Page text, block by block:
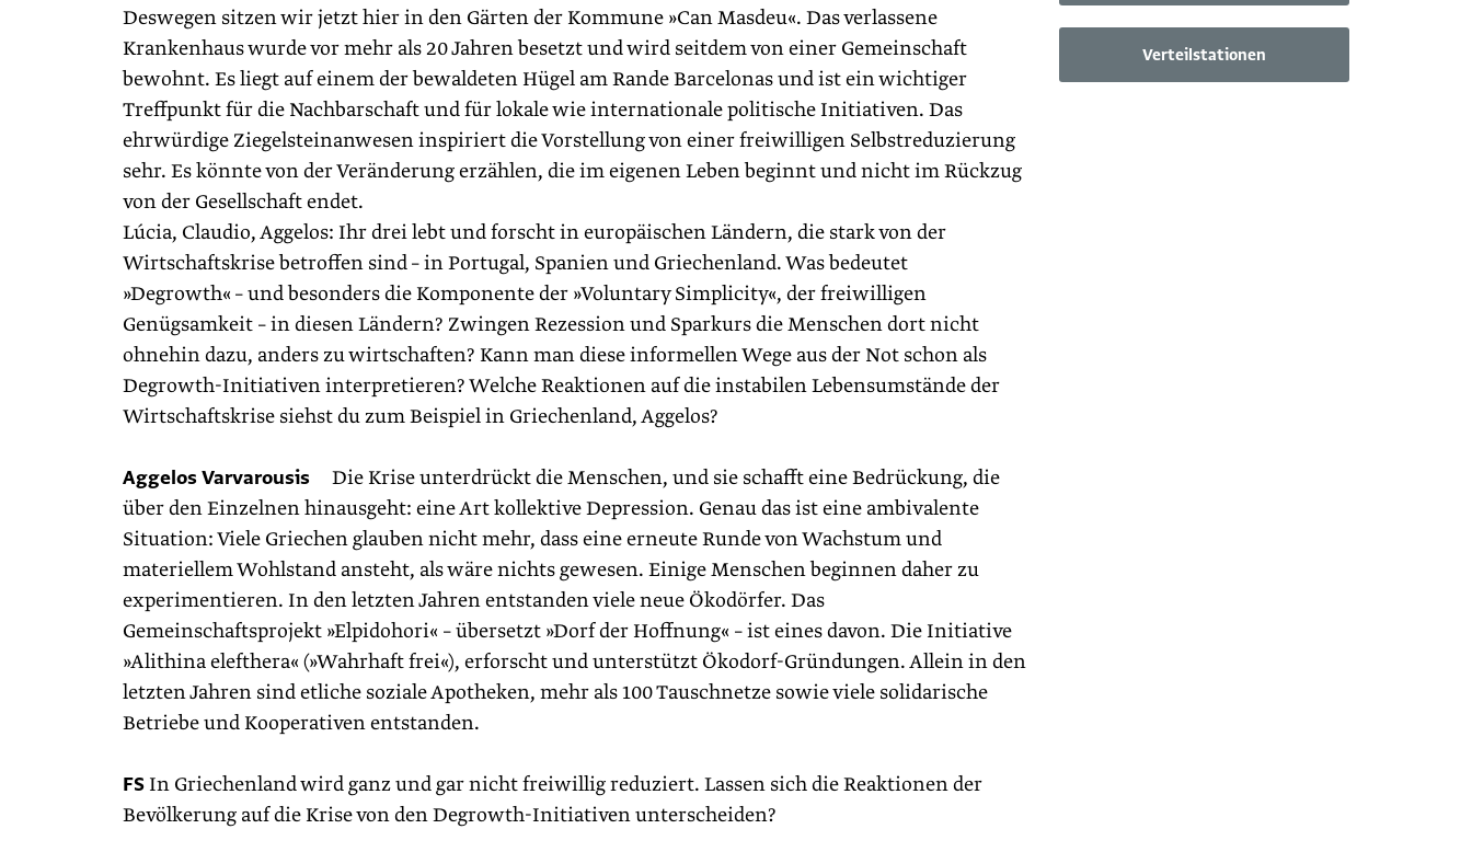
Deswegen sitzen wir jetzt hier in den Gärten der Kommune »Can Masdeu«. Das verlassene
Krankenhaus wurde vor mehr als 20 Jahren besetzt und wird seitdem von einer Gemeinschaft
bewohnt. Es liegt auf einem der bewaldeten Hügel am Rande Barcelonas und ist ein wichtiger
Treffpunkt für die Nachbarschaft und für lokale wie internationale politische Initiativen. Das
ehrwürdige Ziegelsteinanwesen inspiriert die Vorstellung von einer freiwilligen Selbstreduzierung
sehr. Es könnte von der Veränderung erzählen, die im eigenen Leben beginnt und nicht im Rückzug
von der Gesellschaft endet.
Lúcia, Claudio, Aggelos: Ihr drei lebt und forscht in europäischen Ländern, die stark von der
Wirtschaftskrise betroffen sind – in Portugal, Spanien und Griechenland. Was bedeutet
»Degrowth« – und besonders die Komponente der »Voluntary Simplicity«, der freiwilligen
Genügsamkeit – in diesen Ländern? Zwingen Rezession und Sparkurs die Menschen dort nicht
ohnehin dazu, anders zu wirtschaften? Kann man diese informellen Wege aus der Not schon als
Degrowth-Initiativen interpretieren? Welche Reaktionen auf die instabilen Lebensumstände der
Wirtschaftskrise siehst du zum Beispiel in Griechenland, Aggelos?
Aggelos Varvarousis Die Krise unterdrückt die Menschen, und sie schafft eine Bedrückung, die
über den Einzelnen hinausgeht: eine Art kollektive Depression. Genau das ist eine ambivalente
Situation: Viele Griechen glauben nicht mehr, dass eine erneute Runde von Wachstum und
materiellem Wohlstand ansteht, als wäre nichts gewesen. ­Einige Menschen beginnen daher zu
experimentieren. In den letzten Jahren entstanden viele neue Ökodörfer. Das
Gemeinschaftsprojekt »Elpidohori« – übersetzt »Dorf der Hoffnung« – ist eines davon. Die Initiative
»Alithina elefthera« (»Wahrhaft frei«), erforscht und unterstützt Ökodorf-Gründungen. Allein in den
letzten Jahren sind etliche soziale Apotheken, mehr als 100 Tauschnetze sowie viele solidarische
Betriebe und Kooperativen entstanden.
FSIn Griechenland wird ganz und gar nicht freiwillig reduziert. Lassen sich die Reaktionen der
Bevölkerung auf die Krise von den Degrowth-Initiativen unterscheiden?
Verteilstationen